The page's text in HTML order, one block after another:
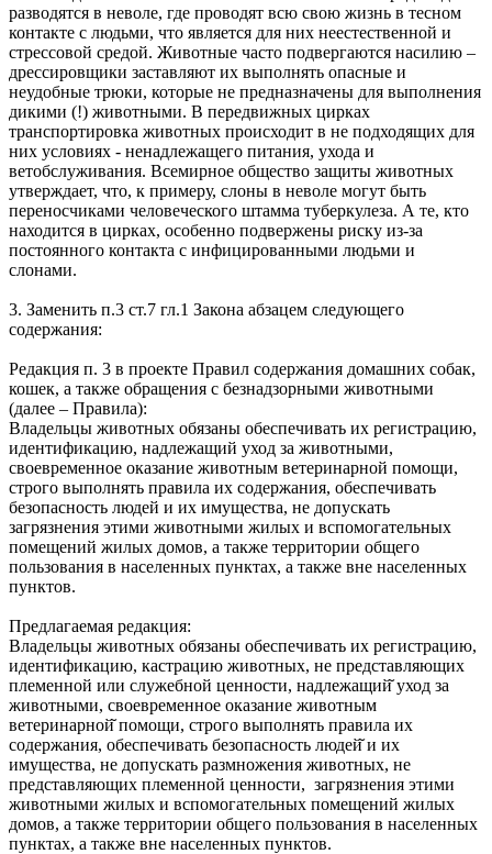
разводятся в неволе, где проводят всю свою жизнь в тесном
контакте с людьми, что является для них неестественной и
стрессовой средой. Животные часто подвергаются насилию –
дрессировщики заставляют их выполнять опасные и
неудобные трюки, которые не предназначены для выполнения
дикими (!) животными. В передвижных цирках
транспортировка животных происходит в не подходящих для
них условиях - ненадлежащего питания, ухода и
ветобслуживания. Всемирное общество защиты животных
утверждает, что, к примеру, слоны в неволе могут быть
переносчиками человеческого штамма туберкулеза. А те, кто
находится в цирках, особенно подвержены риску из-за
постоянного контакта с инфицированными людьми и
слонами.
3. Заменить п.3 ст.7 гл.1 Закона абзацем следующего
содержания:
Редакция п. 3 в проекте Правил содержания домашних собак,
кошек, а также обращения с безнадзорными животными
(далее – Правила):
Владельцы животных обязаны обеспечивать их регистрацию,
идентификацию, надлежащий уход за животными,
своевременное оказание животным ветеринарной помощи,
строго выполнять правила их содержания, обеспечивать
безопасность людей и их имущества, не допускать
загрязнения этими животными жилых и вспомогательных
помещений жилых домов, а также территории общего
пользования в населенных пунктах, а также вне населенных
пунктов.
Предлагаемая редакция:
Владельцы животных обязаны обеспечивать их регистрацию,
идентификацию, кастрацию животных, не представляющих
племенной или служебной ценности, надлежащий̆ уход за
животными, своевременное оказание животным
ветеринарной̆ помощи, строго выполнять правила их
содержания, обеспечивать безопасность людей̆ и их
имущества, не допускать размножения животных, не
представляющих племенной ценности, загрязнения этими
животными жилых и вспомогательных помещений жилых
домов, а также территории общего пользования в населенных
пунктах, а также вне населенных пунктов.